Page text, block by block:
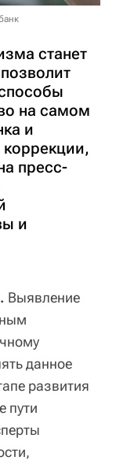
станет
на самом
и
пресс-
и
Выявление
данное
развития
пути